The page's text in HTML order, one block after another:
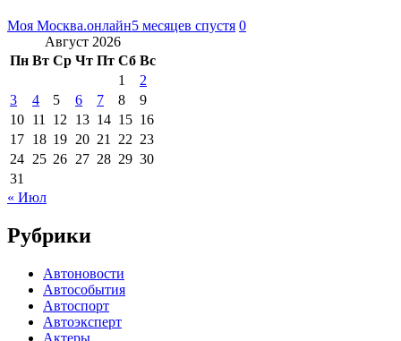
Моя Москва.онлайн5 месяцев спустя 0
Август 2026
Пн Вт Ср Чт Пт Сб Вс
1
2
3
4 5 6 7 8
9
10 11 12 13 14 15 16
17 18 19 20 21 22 23
24 25 26 27 28 29 30
31
« Июл
Рубрики
Автоновости
Автособытия
Автоспорт
Автоэксперт
Актеры